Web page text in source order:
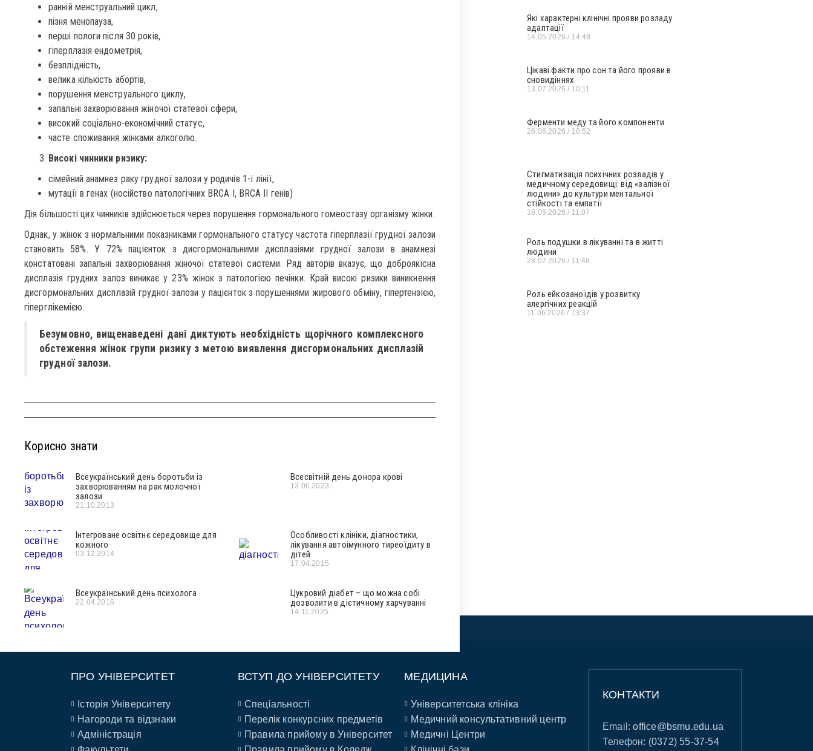
ранній менструальний цикл,
пізня менопауза,
перші пологи після 30 років,
гіперплазія ендометрія,
безплідність,
велика кількість абортів,
порушення менструального циклу,
запальні захворювання жіночої статевої сфери,
високий соціально-економічний статус,
часте споживання жінками алкоголю.
Високі чинники ризику:
сімейний анамнез раку грудної залози у родичів 1-ї лінії,
мутації в генах (носійство патологічних BRCA I, BRCA II генів)
Дія більшості цих чинників здійснюється через порушення гормонального гомеостазу організму жінки.
Однак, у жінок з нормальними показниками гормонального статусу частота гіперплазії грудної залози
становить 58%. У 72% пацієнток з дисгормональними дисплазіями грудної залози в анамнезі
констатовані запальні захворювання жіночої статевої системи. Ряд авторів вказує, що доброякісна
дисплазія грудних залоз виникає у 23% жінок з патологією печінки. Край високі ризики виникнення
дисгормональних дисплазій грудної залози у пацієнток з порушеннями жирового обміну, гіпертензією,
гіперглікемією.
Безумовно, вищенаведені дані диктують необхідність щорічного комплексного
обстеження жінок групи ризику з метою виявлення дисгормональних дисплазій
грудної залози.
Корисно знати
Всеукраїнський день боротьби із
захворюванням на рак молочної
залози
21.10.2013
Всесвітній день донора крові
13.06.2023
Інтегроване освітнє середовище для
кожного
03.12.2014
Особливості клініки, діагностики,
лікування автоімунного тиреоїдиту в
дітей
17.04.2015
Всеукраїнський день психолога
22.04.2016
Цукровий діабет – що можна собі
дозволити в дієтичному харчуванні
14.11.2025
Які характерні клінічні прояви розладу
адаптації
14.05.2026 14:48
Цікаві факти про сон та його прояви в
сновидіннях
13.07.2026 10:11
Ферменти меду та його компоненти
26.06.2026 10:52
Стигматизація психічних розладів у
медичному середовищі: від «залізної
людини» до культури ментальної
стійкості та емпатії
18.05.2026 11:07
Роль подушки в лікуванні та в житті
людини
28.07.2026 11:48
Роль ейкозаноїдів у розвитку
алергічних реакцій
11.06.2026 13:37
ПРО УНІВЕРСИТЕТ
Історія Університету
Нагороди та відзнаки
Адміністрація
ВСТУП ДО УНІВЕРСИТЕТУ
Спеціальності
Перелік конкурсних предметів
Правила прийому в Університет
МЕДИЦИНА
Університетська клініка
Медичний консультативний центр
Медичні Центри
КОНТАКТИ
Email:office@bsmu.edu.ua
Телефон: (0372) 55-37-54